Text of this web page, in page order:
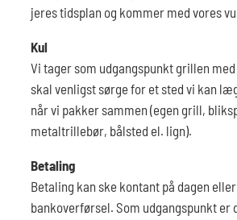
jeres tidsplan og kommer med vores
Kul
Vi tager som udgangspunkt grillen
skal venligst sørge for et sted vi kan
når vi pakker sammen (egen grill,
metaltrillebør, bålsted el. lign).
Betaling
Betaling kan ske kontant på dagen
bankoverførsel. Som udgangspunkt er